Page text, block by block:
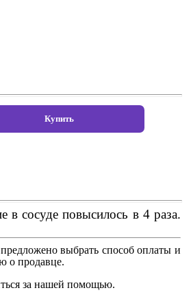
в сосуде повысилось в 4 раза.
выбрать способ оплаты и
о продавце.
за нашей помощью.